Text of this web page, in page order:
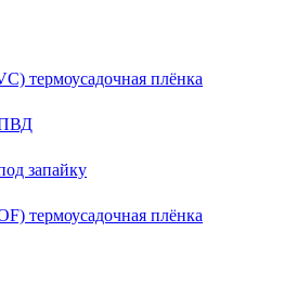
термоусадочная плёнка
запайку
термоусадочная плёнка